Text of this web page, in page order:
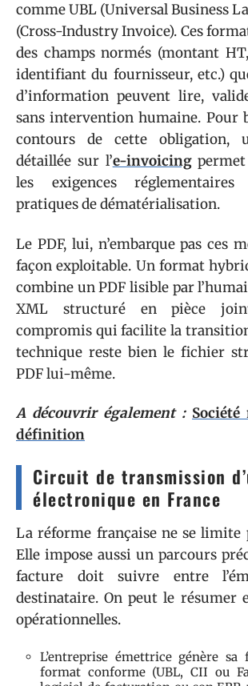
comme UBL (Universal Business
(Cross-Industry Invoice). Ces
des champs normés (montant
identifiant du fournisseur, etc.)
d’information peuvent lire,
sans intervention humaine. Pour
contours de cette obligation,
détaillée sur l’e-invoicingpermet
les exigences
pratiques de dématérialisation.
Le PDF, lui, n’embarque pas ces
façon exploitable. Un format
combine un PDF lisible par
XML structuré en pièce
compromis qui facilite la
technique reste bien le fichier
PDF lui-même.
A découvrir également :
définition
Circuit de transmission
électronique en France
La réforme française ne se limite
Elle impose aussi un parcours
facture doit suivre entre
destinataire. On peut le résumer
opérationnelles.
L’entreprise émettrice génère sa
format conforme (UBL, CII ou